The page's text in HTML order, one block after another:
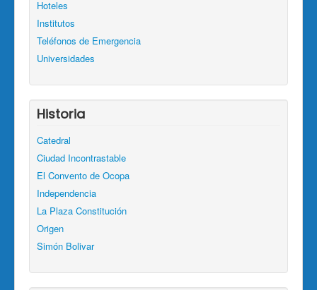
Hoteles
Institutos
Teléfonos de Emergencia
Universidades
Historia
Catedral
Ciudad Incontrastable
El Convento de Ocopa
Independencia
La Plaza Constitución
Origen
Simón Bolivar